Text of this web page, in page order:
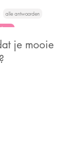
alle antwoorden
het
je mooie